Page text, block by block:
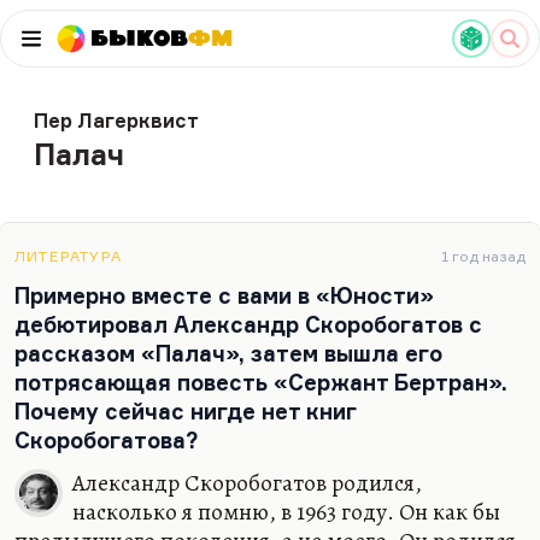
БыковФМ
Пер Лагерквист
Палач
ЛИТЕРАТУРА 1 год назад
Примерно вместе с вами в «Юности»
дебютировал Александр Скоробогатов с
рассказом «Палач», затем вышла его
потрясающая повесть «Сержант Бертран».
Почему сейчас нигде нет книг
Скоробогатова?
Александр Скоробогатов родился,
насколько я помню, в 1963 году. Он как бы